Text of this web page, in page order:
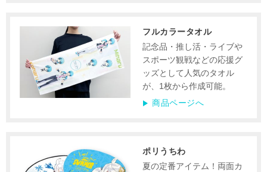
フルカラータオル
記念品・推し活・ライブや
スポーツ観戦などの応援グ
ッズとして人気のタオル
が、1枚から作成可能。
商品ページへ
ポリうちわ
夏の定番アイテム！両面カ